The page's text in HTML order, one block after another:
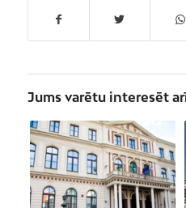
Jums varētu interesēt